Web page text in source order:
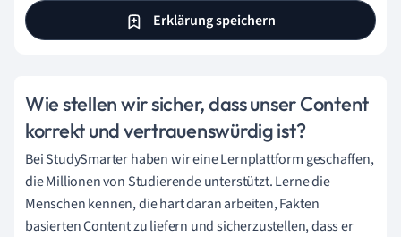
Erklärung speichern
Wie stellen wir sicher, dass unser Content
korrekt und vertrauenswürdig ist?
Bei StudySmarter haben wir eine Lernplattform geschaffen,
die Millionen von Studierende unterstützt. Lerne die
Menschen kennen, die hart daran arbeiten, Fakten
basierten Content zu liefern und sicherzustellen, dass er